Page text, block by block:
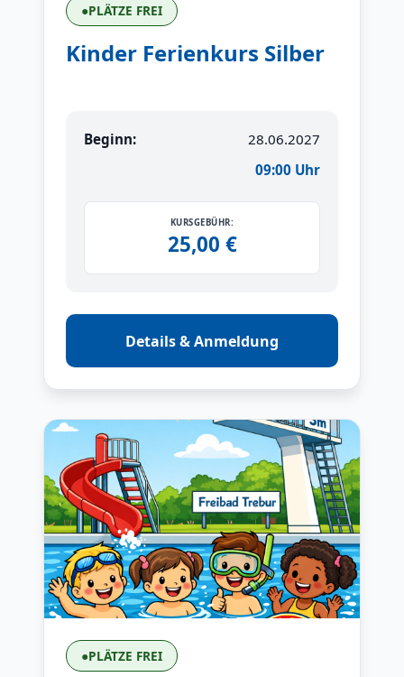
●PLÄTZE FREI
Kinder Ferienkurs Silber
Beginn:
28.06.2027
09:00 Uhr
KURSGEBÜHR:
25,00 €
Details & Anmeldung
●PLÄTZE FREI